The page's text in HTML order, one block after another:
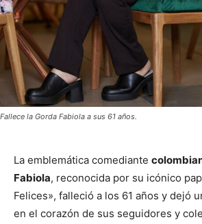
Fallece la Gorda Fabiola a sus 61 años.
La emblemática comediante
Fabiola, reconocida por su icónico
Felices», falleció a los 61 años y dejó
en el corazón de sus seguidores y